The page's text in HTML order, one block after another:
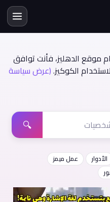
موقع الدهليز، فأنت توافق
الكوكيز.(عرض سياسة
🔍
الأدوار
عمل ميمز